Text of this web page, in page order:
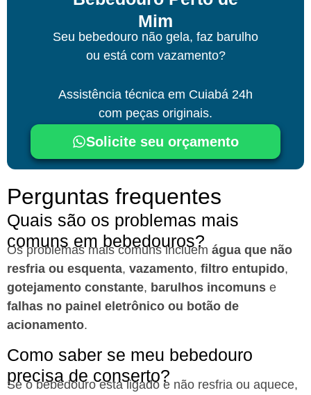
Mim
Seu bebedouro não gela, faz barulho
ou está com vazamento?
Assistência técnica em Cuiabá 24h
com peças originais.
Solicite seu orçamento
Perguntas frequentes
Quais são os problemas mais
comuns em bebedouros?​
Os problemas mais comuns incluem água que não
resfria ou esquenta, vazamento, filtro entupido,
gotejamento constante, barulhos incomuns e
falhas no painel eletrônico ou botão de
acionamento.
Como saber se meu bebedouro
precisa de conserto?​
Se o bebedouro está ligado e não resfria ou aquece,